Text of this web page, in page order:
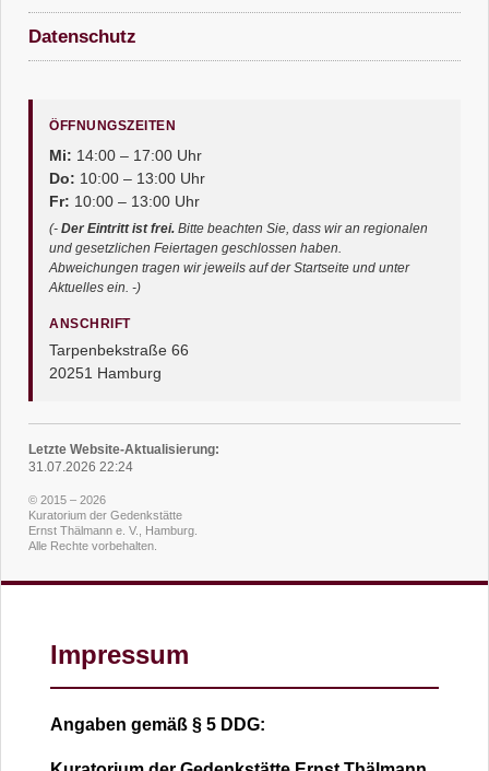
Datenschutz
ÖFFNUNGSZEITEN
Mi: 14:00 – 17:00 Uhr
Do: 10:00 – 13:00 Uhr
Fr: 10:00 – 13:00 Uhr
(- Der Eintritt ist frei. Bitte beachten Sie, dass wir an regionalen
und gesetzlichen Feiertagen geschlossen haben.
Abweichungen tragen wir jeweils auf der Startseite und unter
Aktuelles ein. -)
ANSCHRIFT
Tarpenbekstraße 66
20251 Hamburg
Letzte Website-Aktualisierung:
31.07.2026 22:24
© 2015 – 2026
Kuratorium der Gedenkstätte
Ernst Thälmann e. V., Hamburg.
Alle Rechte vorbehalten.
Impressum
Angaben gemäß § 5 DDG: